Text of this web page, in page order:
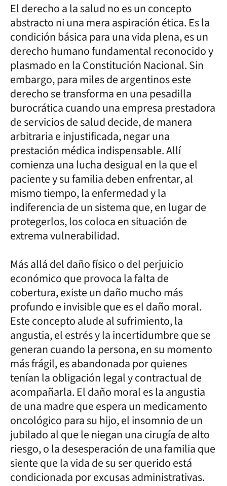
El derecho a la salud no es un concepto
abstracto ni una mera aspiración ética. Es la
condición básica para una vida plena, es un
derecho humano fundamental reconocido y
plasmado en la Constitución Nacional. Sin
embargo, para miles de argentinos este
derecho se transforma en una pesadilla
burocrática cuando una empresa prestadora
de servicios de salud decide, de manera
arbitraria e injustificada, negar una
prestación médica indispensable. Allí
comienza una lucha desigual en la que el
paciente y su familia deben enfrentar, al
mismo tiempo, la enfermedad y la
indiferencia de un sistema que, en lugar de
protegerlos, los coloca en situación de
extrema vulnerabilidad.
Más allá del daño físico o del perjuicio
económico que provoca la falta de
cobertura, existe un daño mucho más
profundo e invisible que es el daño moral.
Este concepto alude al sufrimiento, la
angustia, el estrés y la incertidumbre que se
generan cuando la persona, en su momento
más frágil, es abandonada por quienes
tenían la obligación legal y contractual de
acompañarla. El daño moral es la angustia
de una madre que espera un medicamento
oncológico para su hijo, el insomnio de un
jubilado al que le niegan una cirugía de alto
riesgo, o la desesperación de una familia que
siente que la vida de su ser querido está
condicionada por excusas administrativas.